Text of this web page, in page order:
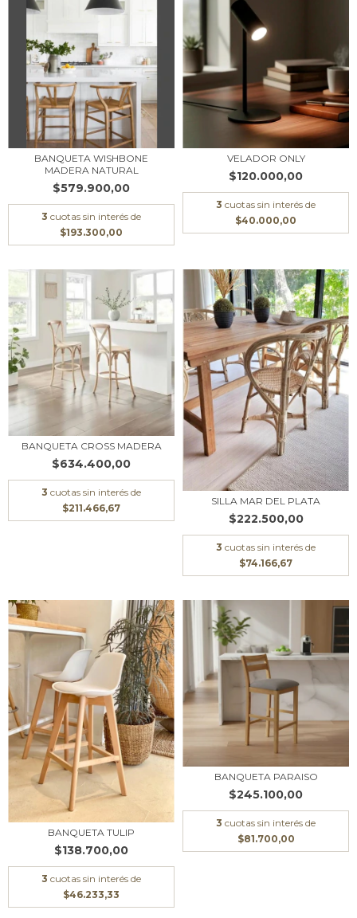
BANQUETA WISHBONE
MADERA NATURAL
$579.900,00
3 cuotas sin interés de
$193.300,00
VELADOR ONLY
$120.000,00
3 cuotas sin interés de
$40.000,00
BANQUETA CROSS MADERA
$634.400,00
3 cuotas sin interés de
$211.466,67
SILLA MAR DEL PLATA
$222.500,00
3 cuotas sin interés de
$74.166,67
BANQUETA TULIP
$138.700,00
3 cuotas sin interés de
$46.233,33
BANQUETA PARAISO
$245.100,00
3 cuotas sin interés de
$81.700,00